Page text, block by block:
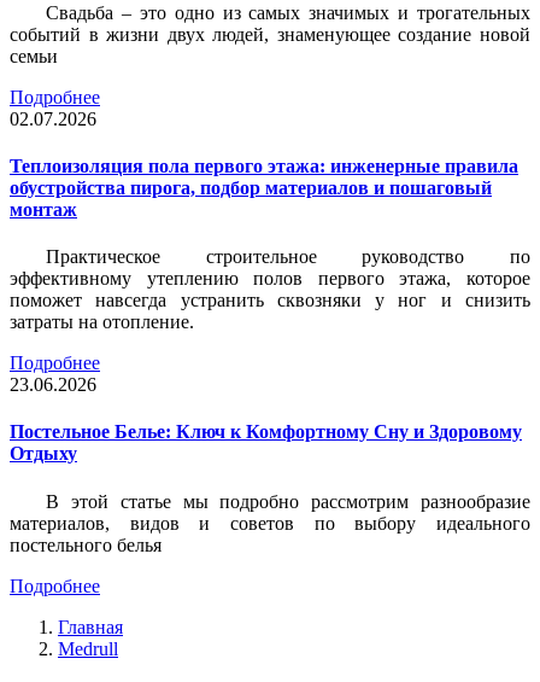
Свадьба – это одно из самых значимых и трогательных
событий в жизни двух людей, знаменующее создание новой
семьи
Подробнее
02.07.2026
Теплоизоляция пола первого этажа: инженерные правила
обустройства пирога, подбор материалов и пошаговый
монтаж
Практическое строительное руководство по
эффективному утеплению полов первого этажа, которое
поможет навсегда устранить сквозняки у ног и снизить
затраты на отопление.
Подробнее
23.06.2026
Постельное Белье: Ключ к Комфортному Сну и Здоровому
Отдыху
В этой статье мы подробно рассмотрим разнообразие
материалов, видов и советов по выбору идеального
постельного белья
Подробнее
Главная
Medrull